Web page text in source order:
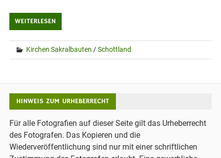
WEITERLESEN
Kirchen Sakralbauten /Schottland
HINWEIS ZUM URHEBERRECHT
Für alle Fotografien auf dieser Seite gilt das Urheberrecht
des Fotografen. Das Kopieren und die
Wiederveröffentlichung sind nur mit einer schriftlichen